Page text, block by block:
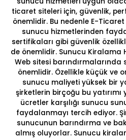
ticaret siteleri için, güvenlik,
önemlidir. Bu nedenle E-
sunucu hizmetlerinden
sertifikaları gibi güvenlik
de önemlidir. Sunucu Kiralama
Web sitesi barındırmalarında
önemlidir. Özellikle küçük ve
sunucu maliyeti yüksek bir
şirketlerin birçoğu bu
ücretler karşılığı sunucu
faydalanmayı tercih ediyor.
sunucunun barındırma ve
almış oluyorlar. Sunucu